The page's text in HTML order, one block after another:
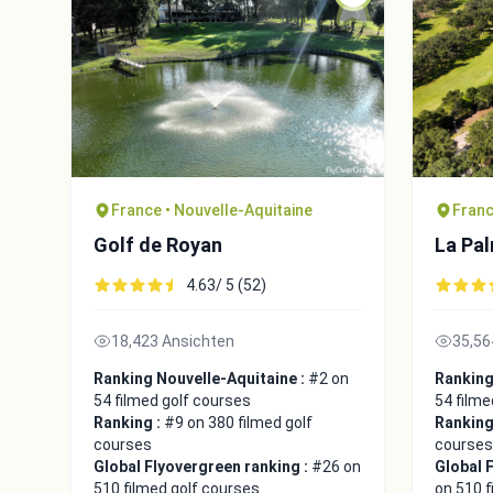
France • Nouvelle-Aquitaine
Golf de Royan
4.63/ 5 (52)
18,423 Ansichten
Ranking Nouvelle-Aquitaine : #2 on
54 filmed golf courses
Ranking : #9 on 380 filmed golf
courses
Global Flyovergreen ranking : #26 on
510 filmed golf courses
La
54
courses
Global
on 510